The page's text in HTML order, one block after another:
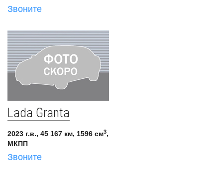
Звоните
Lada Granta
2023 г.в., 45 167 км, 1596 см3,
МКПП
Звоните